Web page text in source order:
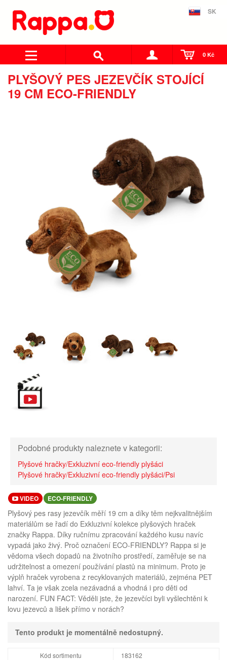
SK
0 Kč
PLYŠOVÝ PES JEZEVČÍK STOJÍCÍ
19 CM ECO-FRIENDLY
Podobné produkty naleznete v kategorii:
Plyšové hračky/Exkluzivní eco-friendly plyšáci
Plyšové hračky/Exkluzivní eco-friendly plyšáci/Psi
VIDEO ECO-FRIENDLY
Plyšový pes rasy jezevčík měří 19 cm a díky těm nejkvalitnějším
materiálům se řadí do Exkluzivní kolekce plyšových hraček
značky Rappa. Díky ručnímu zpracování každého kusu navíc
vypadá jako živý. Proč označení ECO-FRIENDLY? Rappa si je
vědoma všech dopadů na životního prostředí, zaměřuje se na
udržitelnost a omezení používání plastů na minimum. Proto je
výplň hraček vyrobena z recyklovaných materiálů, zejména PET
lahví. Ta je však zcela nezávadná a vhodná i pro děti od
narození. FUN FACT: Věděli jste, že jezevčíci byli vyšlechtěni k
lovu jezevců a lišek přímo v norách?
Tento produkt je momentálně nedostupný.
Kód sortimentu
183162